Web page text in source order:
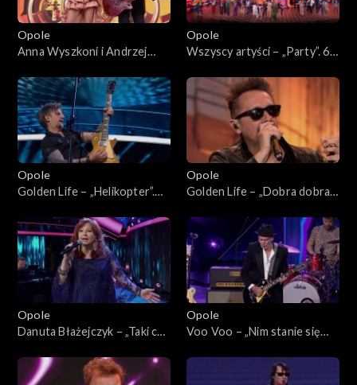
Opole
Anna Wyszkoni i Andrzej
lat”. 62. KFPP: Koncert
„Zróbmy więc prywatkę”
Opole
Wszyscy artyści – „Party”. 62.
więc prywatkę”
Opole
Golden Life – „Helikopter”.
„SuperJedynki”
Opole
Golden Life – „Dobra dobra
„SuperJedynki”
Opole
Danuta Błażejczyk – „Taki cud
„SuperJedynki”
Opole
Voo Voo – „Nim stanie się
Koncert „SuperJedynki”